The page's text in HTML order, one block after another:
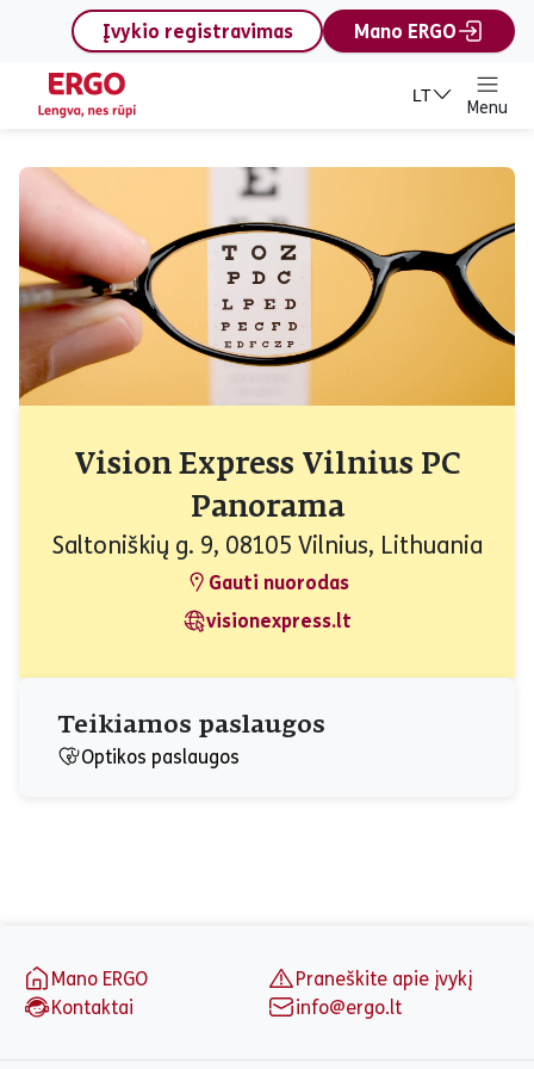
content
Įvykio registravimas
Mano ERGO
LT
Menu
Vision Express Vilnius PC
Panorama
Saltoniškių g. 9, 08105 Vilnius, Lithuania
Gauti nuorodas
visionexpress.lt
Teikiamos paslaugos
Optikos paslaugos
Mano ERGO
Praneškite apie įvykį
Kontaktai
info@ergo.lt